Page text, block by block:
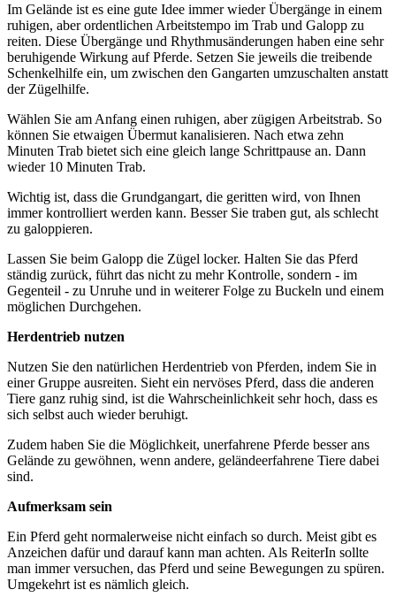
Im Gelände ist es eine gute Idee immer wieder Übergänge in einem
ruhigen, aber ordentlichen Arbeitstempo im Trab und Galopp zu
reiten. Diese Übergänge und Rhythmusänderungen haben eine sehr
beruhigende Wirkung auf Pferde. Setzen Sie jeweils die treibende
Schenkelhilfe ein, um zwischen den Gangarten umzuschalten anstatt
der Zügelhilfe.
Wählen Sie am Anfang einen ruhigen, aber zügigen Arbeitstrab. So
können Sie etwaigen Übermut kanalisieren. Nach etwa zehn
Minuten Trab bietet sich eine gleich lange Schrittpause an. Dann
wieder 10 Minuten Trab.
Wichtig ist, dass die Grundgangart, die geritten wird, von Ihnen
immer kontrolliert werden kann. Besser Sie traben gut, als schlecht
zu galoppieren.
Lassen Sie beim Galopp die Zügel locker. Halten Sie das Pferd
ständig zurück, führt das nicht zu mehr Kontrolle, sondern - im
Gegenteil - zu Unruhe und in weiterer Folge zu Buckeln und einem
möglichen Durchgehen.
Herdentrieb nutzen
Nutzen Sie den natürlichen Herdentrieb von Pferden, indem Sie in
einer Gruppe ausreiten. Sieht ein nervöses Pferd, dass die anderen
Tiere ganz ruhig sind, ist die Wahrscheinlichkeit sehr hoch, dass es
sich selbst auch wieder beruhigt.
Zudem haben Sie die Möglichkeit, unerfahrene Pferde besser ans
Gelände zu gewöhnen, wenn andere, geländeerfahrene Tiere dabei
sind.
Aufmerksam sein
Ein Pferd geht normalerweise nicht einfach so durch. Meist gibt es
Anzeichen dafür und darauf kann man achten. Als ReiterIn sollte
man immer versuchen, das Pferd und seine Bewegungen zu spüren.
Umgekehrt ist es nämlich gleich.